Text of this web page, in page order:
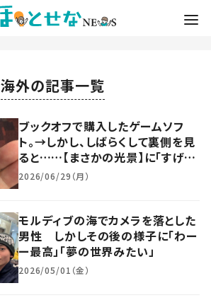
海外の記事一覧
ブックオフで購入したゲームソフ
ト。→しかし、しばらくして裏側を見
ると……【まさかの光景】に「すげ
え！！ww」「え！？そんなことある」
2026/06/29（月）
モルディブの海でカメラを落とした
男性 しかしその後の様子に「わー
ー最高」「夢の世界みたい」
2026/05/01（金）